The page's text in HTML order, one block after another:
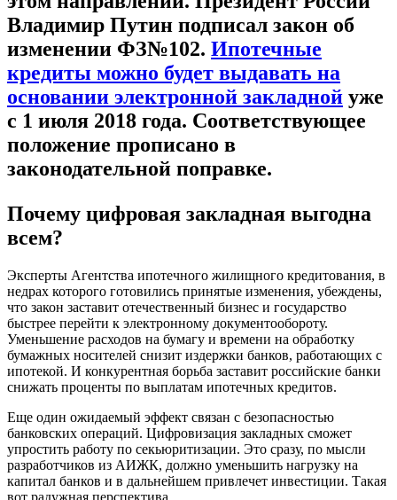
Владимир Путин подписал закон об
изменении ФЗ№102. Ипотечные
кредиты можно будет выдавать на
основании электронной закладной уже
с 1 июля 2018 года. Соответствующее
положение прописано в
законодательной поправке.
Почему цифровая закладная выгодна
всем?
Эксперты Агентства ипотечного жилищного кредитования, в
недрах которого готовились принятые изменения, убеждены,
что закон заставит отечественный бизнес и государство
быстрее перейти к электронному документообороту.
Уменьшение расходов на бумагу и времени на обработку
бумажных носителей снизит издержки банков, работающих с
ипотекой. И конкурентная борьба заставит российские банки
снижать проценты по выплатам ипотечных кредитов.
Еще один ожидаемый эффект связан с безопасностью
банковских операций. Цифровизация закладных сможет
упростить работу по секьюритизации. Это сразу, по мысли
разработчиков из АИЖК, должно уменьшить нагрузку на
капитал банков и в дальнейшем привлечет инвестиции. Такая
вот радужная перспектива.